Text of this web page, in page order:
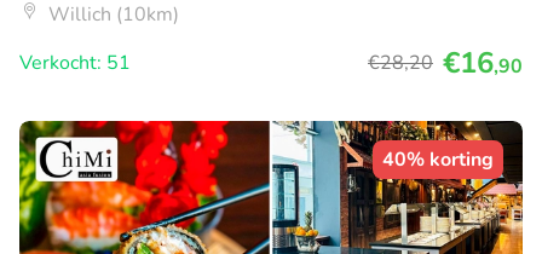
Willich (10km)
Verkocht: 51
€28,20 €16,90
40% korting